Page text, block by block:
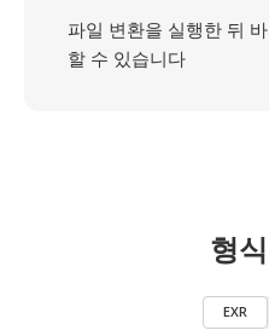
파일 변환을 실행한 뒤
할 수 있습니다
형
EXR